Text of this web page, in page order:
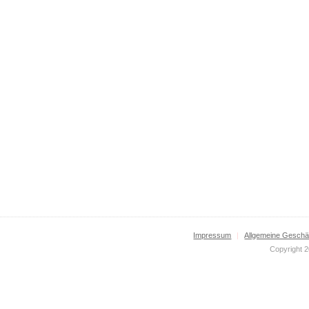
Impressum |
Allgemeine
Copyright